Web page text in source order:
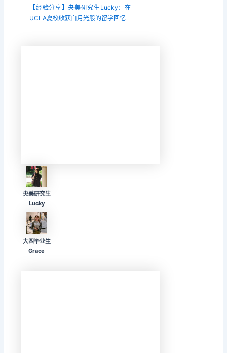
【经验分享】央美研究生Lucky：在
UCLA夏校收获白月光般的留学回忆
央美研究生
Lucky
大四毕业生
Grace